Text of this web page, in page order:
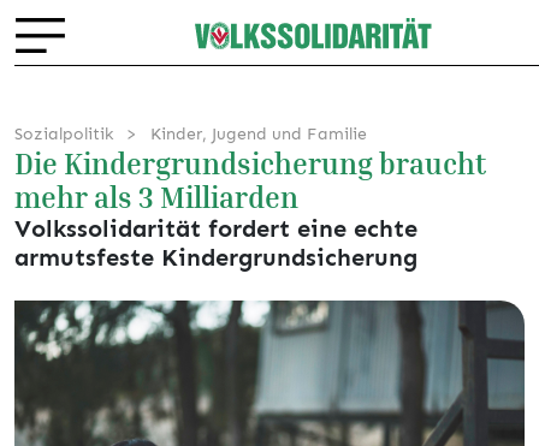
Sozialpolitik Kinder, Jugend und Familie
Die Kindergrundsicherung braucht
mehr als 3 Milliarden
Volkssolidarität fordert eine echte
armutsfeste Kindergrundsicherung